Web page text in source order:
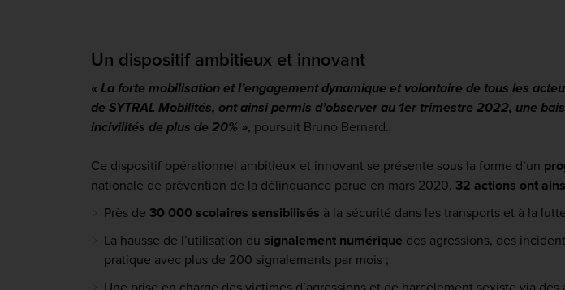
Un dispositif ambitieux et innovant
« La forte mobilisation et l’engagement dynamique et volontaire de tous les
de SYTRAL Mobilités, ont ainsi permis d’observer au 1er trimestre 2022, une
incivilités de plus de 20% », poursuit Bruno Bernard.
Ce dispositif opérationnel ambitieux et innovant se présente sous la forme d’un
nationale de prévention de la délinquance parue en mars 2020. 32 actions ont
Près de 30 000 scolaires sensibilisés à la sécurité dans les transports et à la
La hausse de l’utilisation du signalement numérique des agressions, des
pratique avec plus de 200 signalements par mois ;